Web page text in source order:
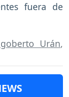
fuera de
Urán,